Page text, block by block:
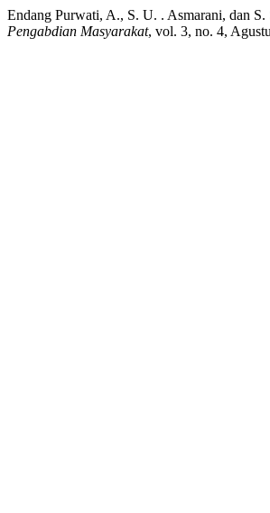
Endang Purwati, A., S. U. . Asmarani, dan
Pengabdian Masyarakat, vol. 3, no. 4,